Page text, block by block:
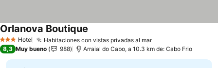
3 Estrellas
Hotel Habitaciones con vistas privadas al marVer precios
Orlanova Boutique
8,3 Muy bueno 988 Arraial do Cabo, a 10.3 km de: Cabo Frio